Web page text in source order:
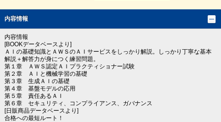
内容情報
内容情報
[BOOKデータベースより]
ＡＩの基礎知識とＡＷＳのＡＩサービスをしっかり解説。しっかり丁寧な基本
解説＋解答力が身につく練習問題。
第１章 ＡＷＳ認定ＡＩプラクティショナー試験
第２章 ＡＩと機械学習の基礎
第３章 生成ＡＩの基礎
第４章 基盤モデルの応用
第５章 責任あるＡＩ
第６章 セキュリティ、コンプライアンス、ガバナンス
[日販商品データベースより]
合格への最短ルート！